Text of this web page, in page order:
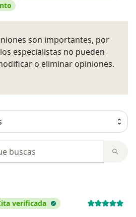
son importantes, por
especialistas no pueden
o eliminar opiniones.
verificada